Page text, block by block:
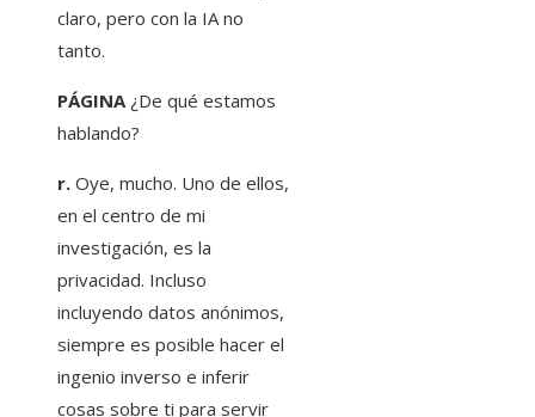
claro, pero con la IA no
tanto.
PÁGINA¿De qué estamos
hablando?
r. Oye, mucho. Uno de ellos,
en el centro de mi
investigación, es la
privacidad. Incluso
incluyendo datos anónimos,
siempre es posible hacer el
ingenio inverso e inferir
cosas sobre ti para servir